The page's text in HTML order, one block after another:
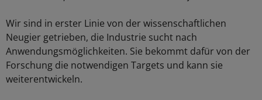
Wir sind in erster Linie von der wissenschaftlichen
Neugier getrieben, die Industrie sucht nach
Anwendungsmöglichkeiten. Sie bekommt dafür von der
Forschung die notwendigen Targets und kann sie
weiterentwickeln.